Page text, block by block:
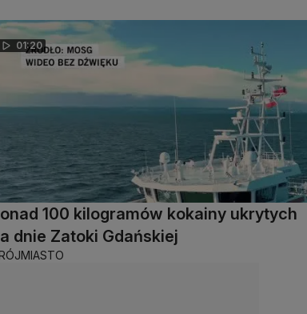
01:20
100 kilogramów kokainy ukrytych
dnie Zatoki Gdańskiej